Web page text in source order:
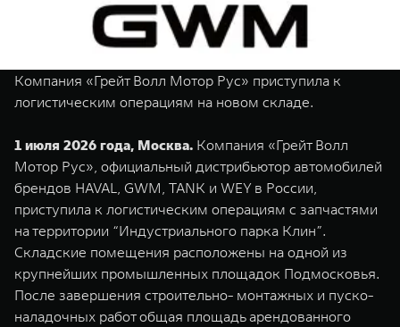
TANK 500
от 6 499 000 ₽ от 10 199
TANK Финансы
Корпоративным клиентам
TANK ФИНАНСЫ
TANK Лизинг
TANK Страхование
Специальные предложения
Моторные масла
Цифровые сервисы TANK
Подписки
Компания «Грейт Волл Мотор Рус» приступила к
логистическим операциям на новом складе.
1 июля 2026 года, Москва. Компания «Грейт Волл
Мотор Рус», официальный дистрибьютор автомобилей
брендов HAVAL, GWM, TANK и WEY в России,
приступила к логистическим операциям с запчастями
на территории “Индустриального парка Клин”.
Складские помещения расположены на одной из
крупнейших промышленных площадок Подмосковья.
После завершения строительно- монтажных и пуско-
наладочных работ общая площадь арендованного